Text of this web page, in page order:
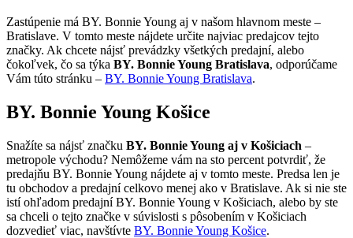
Zastúpenie má BY. Bonnie Young aj v našom hlavnom meste –
Bratislave. V tomto meste nájdete určite najviac predajcov tejto
značky. Ak chcete nájsť prevádzky všetkých predajní, alebo
čokoľvek, čo sa týka BY. Bonnie Young Bratislava, odporúčame
Vám túto stránku – BY. Bonnie Young Bratislava.
BY. Bonnie Young Košice
Snažíte sa nájsť značku BY. Bonnie Young aj v Košiciach –
metropole východu? Nemôžeme vám na sto percent potvrdiť, že
predajňu BY. Bonnie Young nájdete aj v tomto meste. Predsa len je
tu obchodov a predajní celkovo menej ako v Bratislave. Ak si nie ste
istí ohľadom predajní BY. Bonnie Young v Košiciach, alebo by ste
sa chceli o tejto značke v súvislosti s pôsobením v Košiciach
dozvedieť viac, navštívte BY. Bonnie Young Košice.